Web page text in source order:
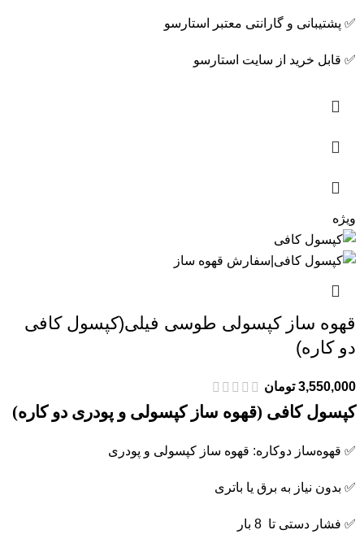
✅ پشتیبانی و گارانتی معتبر استارسو
✅ قابل خرید از سایت استارسو
ویژه
قهوه ساز کپسولی طوسی فیلی(کپسول کافی
دو کاره)
3,550,000 تومان
کپسول کافی (قهوه ساز کپسولی و پودری دو کاره)
✅ قهوه‌ساز دوکاره: قهوه ساز کپسولی و پودری
✅ بدون نیاز به برق یا باتری
✅ فشار دستی تا 8 بار